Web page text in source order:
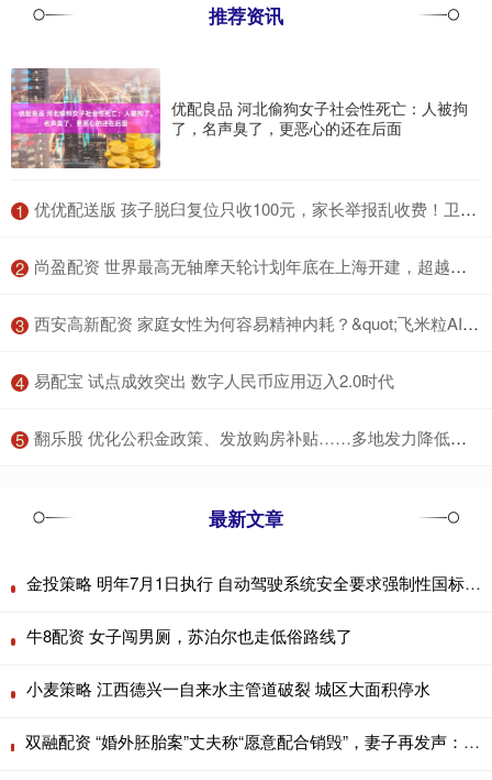
推荐资讯
优配良品 河北偷狗女子社会性死亡：人被拘
了，名声臭了，更恶心的还在后面
1 ​优优配送版 孩子脱臼复位只收100元，家长举报乱收费！卫健委：应收110元，你还少给了！家长拒缴费后离开！
2 ​尚盈配资 世界最高无轴摩天轮计划年底在上海开建，超越潍坊“渤海之眼”
3 ​西安高新配资 家庭女性为何容易精神内耗？&quot;飞米粒AI选咨询师&quot;小程序平台分享_内心_考好_价值
4 ​易配宝 试点成效突出 数字人民币应用迈入2.0时代
5 ​翻乐股 优化公积金政策、发放购房补贴……多地发力降低购房成本
最新文章
金投策略 明年7月1日执行 自动驾驶系统安全要求强制性国标正式发布
牛8配资 女子闯男厕，苏泊尔也走低俗路线了
小麦策略 江西德兴一自来水主管道破裂 城区大面积停水
双融配资 “婚外胚胎案”丈夫称“愿意配合销毁”，妻子再发声：希望他说到做到